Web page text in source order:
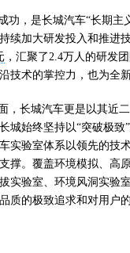
功，是长城汽车“长期主
续加大研发投入和推进
，汇聚了2.4万人的研发
技术的掌控力，也为全
，长城汽车更是以其近
城始终坚持以“突破极
实验室体系以领先的技
撑。覆盖环境模拟、高
实验室、环境风洞实验
质的极致追求和对用户